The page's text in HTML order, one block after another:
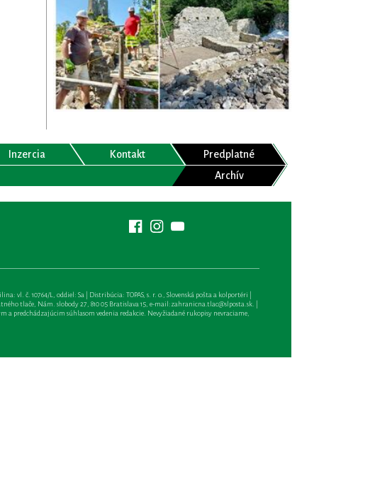
Inzercia Kontakt
Predplatné
Archív
vl. č. 10764/L, oddiel: Sa | Distribúcia: TOPAS, s. r. o., Slovenská pošta a kolportéri |
tlače, Nám. slobody 27, 810 05 Bratislava 15, e-mail:zahranicna.tlac@slposta.sk. |
predchádzajúcim súhlasom vedenia redakcie. Nevyžiadané rukopisy nevraciame,